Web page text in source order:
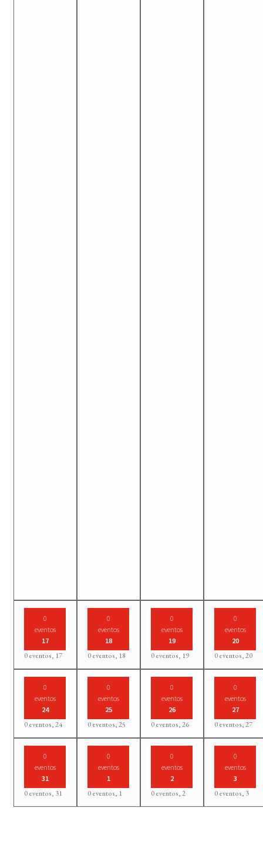
0
eventos
17
0 eventos, 17
0
eventos
18
0 eventos, 18
0
eventos
19
0 eventos, 19
0
eventos
20
0 eventos,20
0
eventos
24
0 eventos,24
0
eventos
25
0 eventos,25
0
eventos
26
0 eventos,26
0
eventos
27
0 eventos,27
0
eventos
31
0 eventos, 31
0
eventos
1
0 eventos, 1
0
eventos
2
0 eventos,2
0
eventos
3
0 eventos, 3